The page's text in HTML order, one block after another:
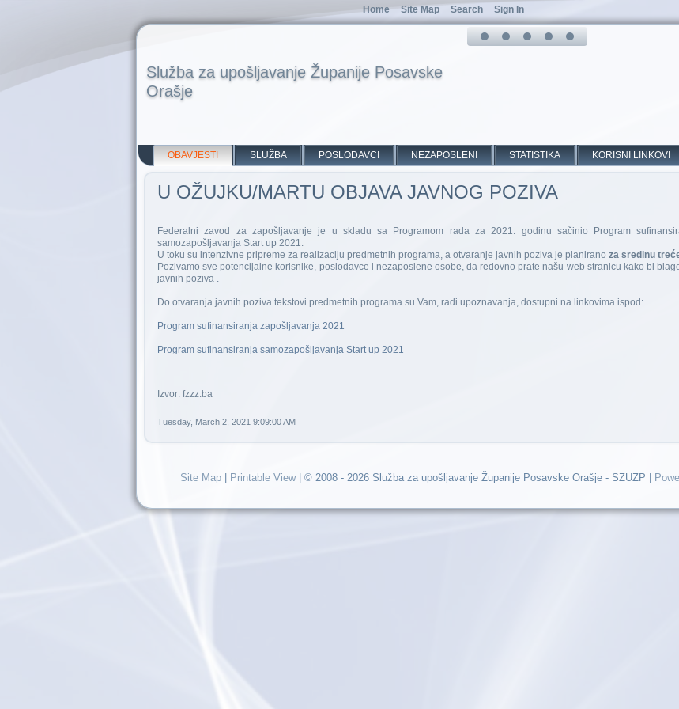
Služba za upošljavanje Županije Posavske
Orašje
OBAVJESTI SLUŽBA POSLODAVCI NEZAPOSLENI STATISTIKA KORISNI LINKOVI
U OŽUJKU/MARTU OBJAVA JAVNOG POZIVA
Federalni zavod za zapošljavanje je u skladu sa Programom rada za 2021. godinu sačinio Program
samozapošljavanja Start up 2021.
U toku su intenzivne pripreme za realizaciju predmetnih programa, a otvaranje javnih poziva je planirano za sredinu
Pozivamo sve potencijalne korisnike, poslodavce i nezaposlene osobe, da redovno prate našu web stranicu kako bi
javnih poziva .
Do otvaranja javnih poziva tekstovi predmetnih programa su Vam, radi upoznavanja, dostupni na linkovima ispod:
Program sufinansiranja zapošljavanja 2021
Program sufinansiranja samozapošljavanja Start up 2021
Izvor: fzzz.ba
Tuesday, March 2, 2021 9:09:00 AM
Site Map Printable View| © 2008 - 2026 Služba za upošljavanje Županije Posavske Orašje - SZUZP |
Home Site Map Search Sign In